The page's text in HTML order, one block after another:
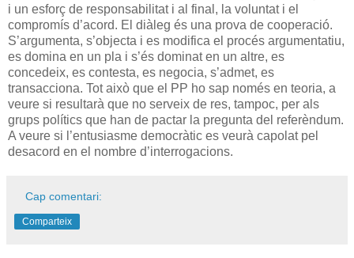
i un esforç de responsabilitat i al final, la voluntat i el
compromís d’acord. El diàleg és una prova de cooperació.
S’argumenta, s’objecta i es modifica el procés argumentatiu,
es domina en un pla i s’és dominat en un altre, es
concedeix, es contesta, es negocia, s’admet, es
transacciona. Tot això que el PP ho sap només en teoria, a
veure si resultarà que no serveix de res, tampoc, per als
grups polítics que han de pactar la pregunta del referèndum.
A veure si l’entusiasme democràtic es veurà capolat pel
desacord en el nombre d’interrogacions.
Cap comentari:
Comparteix